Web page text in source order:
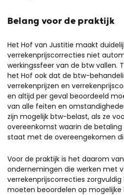
Belang voor de praktijk
Het Hof van Justitie maakt
verrekenprijscorrecties niet
werkingssfeer van de btw vallen.
het Hof ook dat de btw-
verrekenprijzen en
en altijd per geval beoordeeld
van alle feiten en
zijn mogelijk btw-belast, als ze
overeenkomst waarin de
staat met de overeengekomen
Voor de praktijk is het daarom
ondernemingen die werken met
verrekenprijscorrecties
moeten beoordelen op